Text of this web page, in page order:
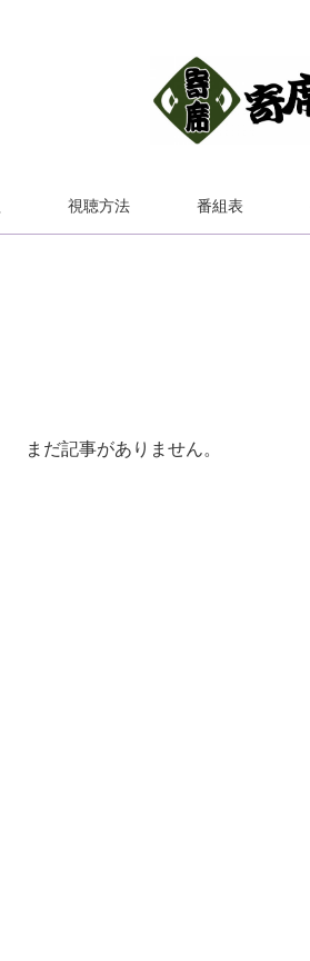
視聴方法 番組表
まだ記事がありません。